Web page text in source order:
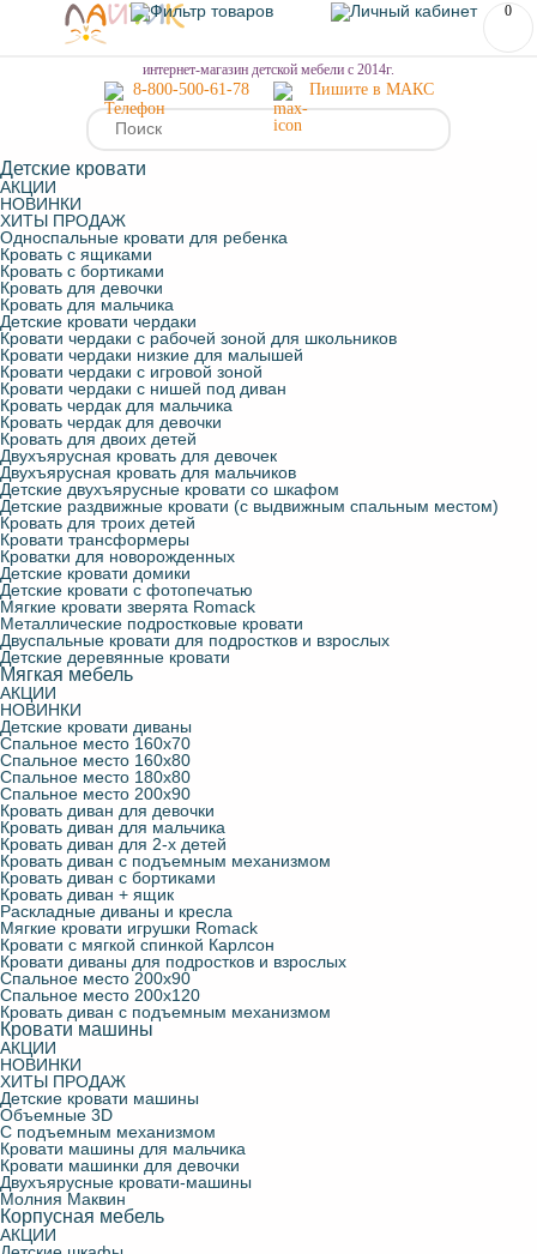
МЕНЮ
0
интернет-магазин детской мебели с 2014г.
8-800-500-61-78 Пишите в МАКС
Детские кровати
АКЦИИ
НОВИНКИ
ХИТЫ ПРОДАЖ
Односпальные кровати для ребенка
Кровать с ящиками
Кровать с бортиками
Кровать для девочки
Кровать для мальчика
Детские кровати чердаки
Кровати чердаки с рабочей зоной для школьников
Кровати чердаки низкие для малышей
Кровати чердаки с игровой зоной
Кровати чердаки с нишей под диван
Кровать чердак для мальчика
Кровать чердак для девочки
Кровать для двоих детей
Двухъярусная кровать для девочек
Двухъярусная кровать для мальчиков
Детские двухъярусные кровати со шкафом
Детские раздвижные кровати (с выдвижным спальным местом)
Кровать для троих детей
Кровати трансформеры
Кроватки для новорожденных
Детские кровати домики
Детские кровати с фотопечатью
Мягкие кровати зверята Romack
Металлические подростковые кровати
Двуспальные кровати для подростков и взрослых
Детские деревянные кровати
Мягкая мебель
АКЦИИ
НОВИНКИ
Детские кровати диваны
Спальное место 160х70
Спальное место 160х80
Спальное место 180х80
Спальное место 200х90
Кровать диван для девочки
Кровать диван для мальчика
Кровать диван для 2-х детей
Кровать диван с подъемным механизмом
Кровать диван с бортиками
Кровать диван + ящик
Раскладные диваны и кресла
Мягкие кровати игрушки Romack
Кровати с мягкой спинкой Карлсон
Кровати диваны для подростков и взрослых
Спальное место 200х90
Спальное место 200х120
Кровать диван с подъемным механизмом
Кровати машины
АКЦИИ
НОВИНКИ
ХИТЫ ПРОДАЖ
Детские кровати машины
Объемные 3D
С подъемным механизмом
Кровати машины для мальчика
Кровати машинки для девочки
Двухъярусные кровати-машины
Молния Маквин
Корпусная мебель
АКЦИИ